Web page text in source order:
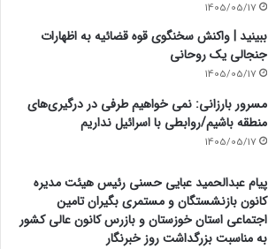
1405/05/17
ببینید | واکنش سخنگوی قوه قضائیه به اظهارات
جنجالی یک روحانی
1405/05/17
مسرور بارزانی: نمی خواهیم طرفی در درگیری‌های
منطقه باشیم/روابطی با اسرائیل نداریم
1405/05/17
پیام عبدالحمید عبایی حسنی رئیس هیئت مدیره
کانون بازنشستگان و مستمری بگیران تامین
اجتماعی استان خوزستان و بازرس کانون عالی کشور
به مناسبت بزرگداشت روز خبرنگار